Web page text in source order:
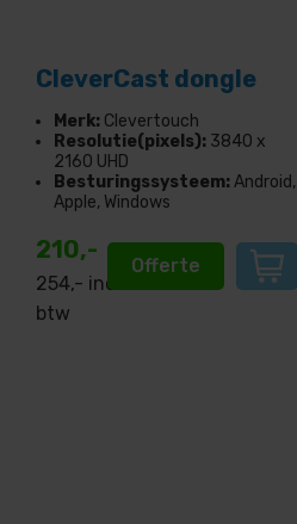
CleverCast dongle
Merk: Clevertouch
Resolutie(pixels): 3840 x
2160 UHD
Besturingssysteem:Android,
Apple, Windows
210,-
254,- incl.
btw
Offerte